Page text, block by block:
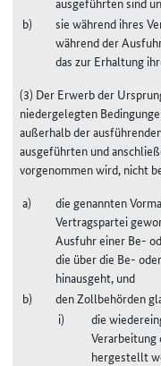
sie während ihres
während der
das zur Erhaltung
(3) Der Erwerb der
niedergelegten
außerhalb der
ausgeführten und
vorgenommen wird, nicht
die genannten
Vertragspartei
Ausfuhr einer Be-
die über die Be-
hinausgeht, und
den Zollbehörden
die
hergestellt